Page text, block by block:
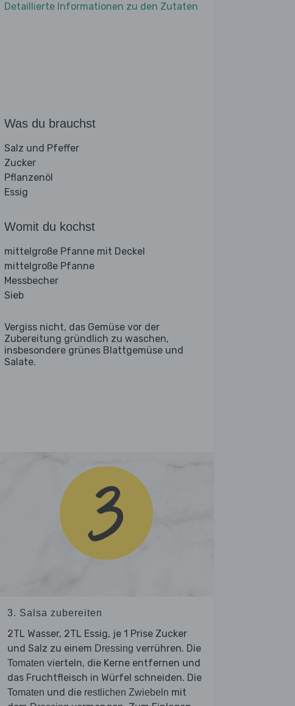
Detaillierte Informationen zu den Zutaten
Was du brauchst
Salz und Pfeffer
Zucker
Pflanzenöl
Essig
Womit du kochst
mittelgroße Pfanne mit Deckel
mittelgroße Pfanne
Messbecher
Sieb
Vergiss nicht, das Gemüse vor der
Zubereitung gründlich zu waschen,
insbesondere grünes Blattgemüse und
Salate.
3. Salsa zubereiten
2TL Wasser, 2TL Essig, je 1 Prise Zucker
und Salz zu einem Dressing verrühren. Die
Tomaten vierteln, die Kerne entfernen und
das Fruchtfleisch in Würfel schneiden. Die
Tomaten und die restlichen Zwiebeln mit